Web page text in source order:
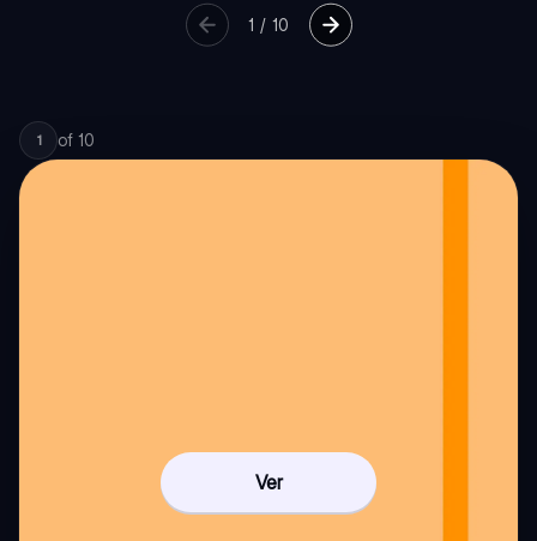
1 / 10
1 of 10
Ver